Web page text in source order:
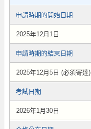
申請時期的開始日期
2025年12月1日
申請時期的結束日期
2025年12月5日 (必須寄達)
考試日期
2026年1月30日